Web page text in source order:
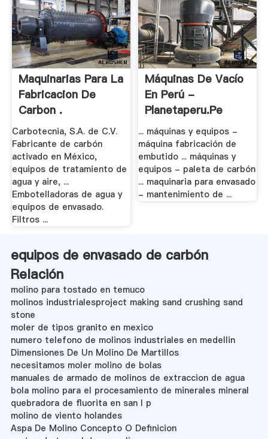
Maquinarias Para La
Fabricacion De
Carbon .
Carbotecnia, S.A. de C.V.
Fabricante de carbón
activado en México,
equipos de tratamiento de
agua y aire, ...
Embotelladoras de agua y
equipos de envasado.
Filtros ...
Máquinas De Vacío
En Perú -
Planetaperu.pe
... máquinas y equipos -
máquina fabricación de
embutido ... máquinas y
equipos - paleta de carbón
... maquinaria para envasado
- mantenimiento de ...
equipos de envasado de carbón
Relación
molino para tostado en temuco
molinos industrialesproject making sand crushing sand
stone
moler de tipos granito en mexico
numero telefono de molinos industriales en medellin
Dimensiones De Un Molino De Martillos
necesitamos moler molino de bolas
manuales de armado de molinos de extraccion de agua
bola molino para el procesamiento de minerales mineral
quebradora de fluorita en san l p
molino de viento holandes
Aspa De Molino Concepto O Definicion